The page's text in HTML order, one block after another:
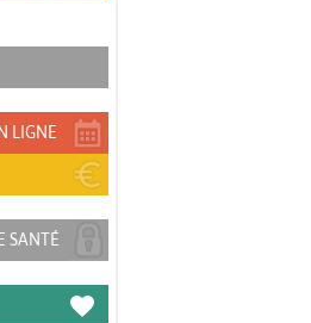
LIGNE
SANTÉ